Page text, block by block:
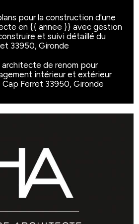
pour la construction d'une
en {{ annee }} avec gestion
et suivi détaillé du
33950, Gironde
architecte de renom pour
intérieur et extérieur
Cap Ferret 33950, Gironde